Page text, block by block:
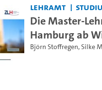
Lehramt
Die Master-
Hamburg ab
Björn Stoffregen,Silke